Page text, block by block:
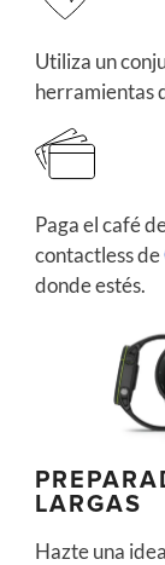
Utiliza un
herramientas
Paga el café
contactless de
donde estés.
LARGAS
Hazte una